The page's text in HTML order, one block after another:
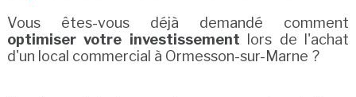
Vous êtes-vous déjà demandé comment
optimiser votre investissement lors de l'achat
d'un local commercial à Ormesson-sur-Marne ?